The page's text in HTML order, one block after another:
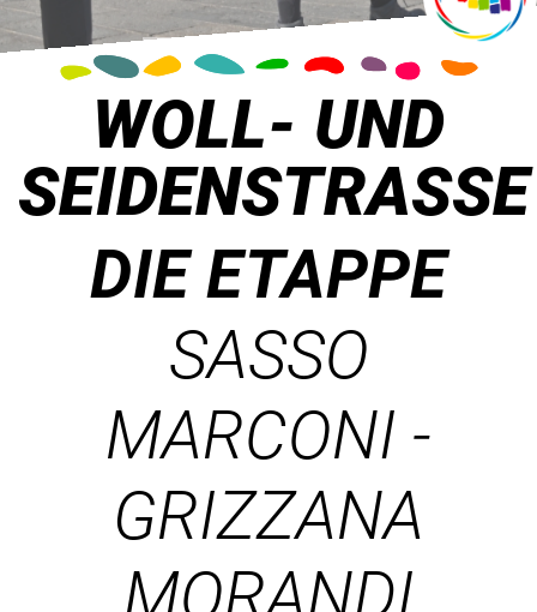
WOLL- UND
SEIDENSTRASSE
DIE ETAPPE
SASSO
MARCONI -
GRIZZANA
MORANDI